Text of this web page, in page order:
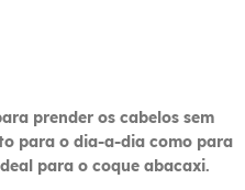
prender os cabelos sem
para o dia-a-dia como para
para o coque abacaxi.